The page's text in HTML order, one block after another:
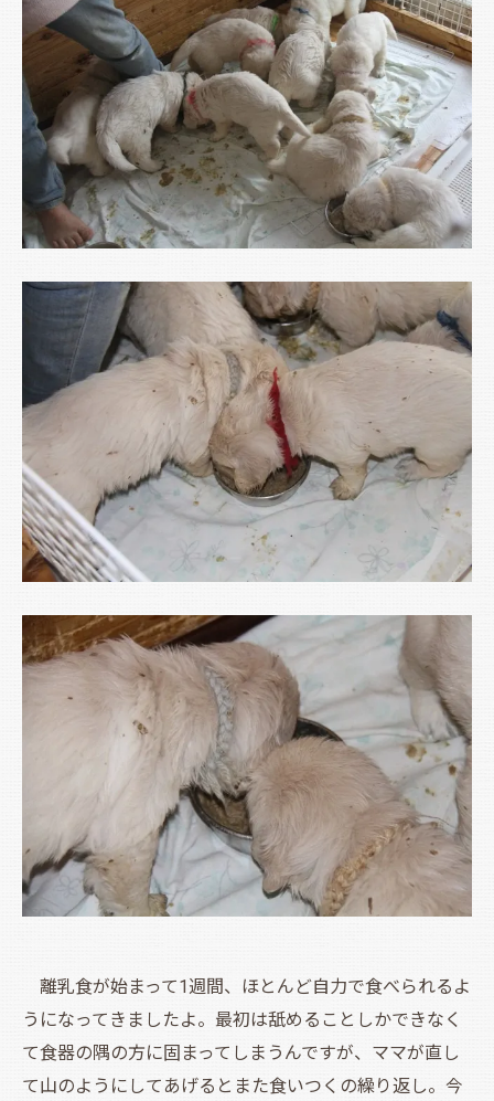
離乳食が始まって1週間、ほとんど自力で食べられるよ
うになってきましたよ。最初は舐めることしかできなく
て食器の隅の方に固まってしまうんですが、ママが直し
て山のようにしてあげるとまた食いつくの繰り返し。今